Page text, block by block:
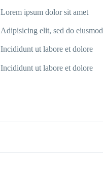
Lorem ipsum dolor sit amet
Adipisicing elit, sed do eiusmod
Incididunt ut labore et dolore
Incididunt ut labore et dolore